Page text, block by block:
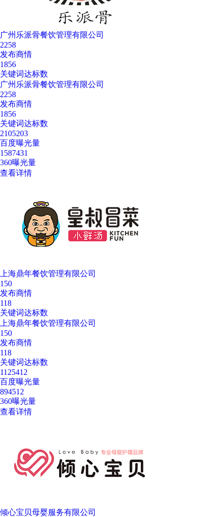
广州乐派骨餐饮管理有限公司
2258
发布商情
1856
关键词达标数
广州乐派骨餐饮管理有限公司
2258
发布商情
1856
关键词达标数
2105203
百度曝光量
1587431
360曝光量
查看详情
上海鼎年餐饮管理有限公司
150
发布商情
118
关键词达标数
上海鼎年餐饮管理有限公司
150
发布商情
118
关键词达标数
1125412
百度曝光量
894512
360曝光量
查看详情
倾心宝贝母婴服务有限公司